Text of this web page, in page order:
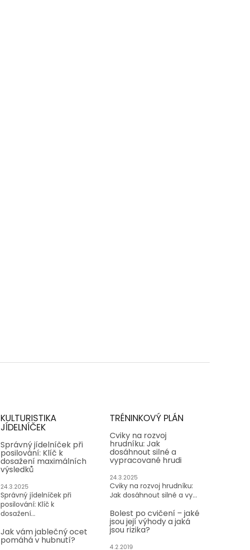
KULTURISTIKA
JÍDELNÍČEK
Správný jídelníček při
posilování: Klíč k
dosažení maximálních
výsledků
24.3.2025
Správný jídelníček při
posilování: Klíč k
dosažení...
Jak vám jablečný ocet
pomáhá v hubnutí?
TRÉNINKOVÝ PLÁN
Cviky na rozvoj
hrudníku: Jak
dosáhnout silné a
vypracované hrudi
24.3.2025
Cviky na rozvoj hrudníku:
Jak dosáhnout silné a vy...
Bolest po cvičení – jaké
jsou její výhody a jaká
jsou rizika?
4.2.2019